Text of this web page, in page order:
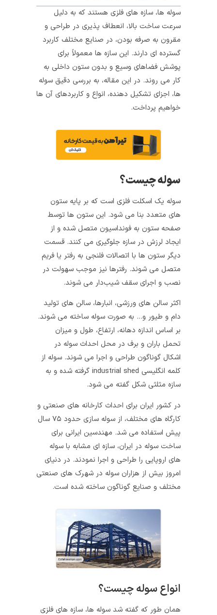
سوله ها، سازه‌ های فلزی هستند که به دلیل
سرعت ساخت بالا، انعطاف‌ پذیری در طراحی و
مقرون‌ به‌ صرفه بودن، در صنایع مختلف کاربرد
گسترده‌ ای دارند. این سازه‌ ها معمولاً برای
پوشش فضاهای وسیع و بدون ستون داخلی به
کار می‌ روند. در این مقاله، به بررسی دقیق سوله‌
ها، اجزای تشکیل‌ دهنده، انواع و کاربردهای آن‌ ها
خواهیم پرداخت.
سوله چیست؟
سوله یک اسکلت فلزی است که بر پایه ستون‌
های متعدد بنا می‌ شود. این ستون‌ ها توسط
صفحه ستون به فونداسیون متصل شده و از
ایجاد لرزش در سازه جلوگیری می‌ کنند. قسمت
دیگر ستون‌ ها با اتصالات فلنجی به رفتر یا فریم
متصل می‌ شوند. رفترها نیز موجب سهولت در
نصب و اجرای سقف شیب‌دار می‌ شوند.
اکثر سالن‌ های ورزشی، انبارها، سالن‌ های تولید
دام و طیور و… به صورت سوله ساخته می‌ شوند.
بر اساس اندازه دهانه، ارتفاع، طول و میزان
تحمل باران و برف در محل احداث سوله در
اشکال گوناگون طراحی و اجرا می‌ شوند. سوله از
کلمه انگلیسی industrial shed گرفته شده و به
سازه مثلثی شکل گفته می‌ شود.
در کشور ایران برای احداث کارخانه‌ های صنعتی و
کارگاه‌ های مختلف، از سوله سازی حدود ۷۵ سال
پیش استفاده می شد. مهندسین ایرانی برای
ساخت سوله در ایران، سازه‌ ای مشابه با سوله‌
های اروپایی را طراحی و اجرا نمودند. در دنیای
امروز بیش از هزاران سوله در شهرک‌ های صنعتی
مختلف و صنایع گوناگون ساخته شده است.
انواع سوله چیست؟
همان طور که گفته شد سوله‌ ها، سازه‌ های فلزی